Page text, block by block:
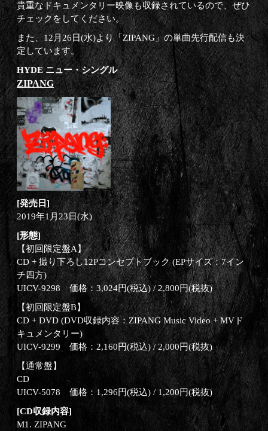
貴重なドキュメンタリー映像も収録されているので、ぜひ
チェックをしてください。
また、12月26日(水)より「ZIPANG」の単曲先行配信も決
定しています。
HYDE ニュー・シングル
ZIPANG
[発売日]
2019年1月23日(水)
[形態]
【初回限定盤A】
CD + 撮り下ろし12Pコンセプトブック (EPサイズ：7イン
チ四方)
UICV-9298 価格：3,024円(税込) / 2,800円(税抜)
【初回限定盤B】
CD + DVD (DVD収録内容：ZIPANG Music Video + MVド
キュメンタリー)
UICV-9299 価格：2,160円(税込) / 2,000円(税抜)
【通常盤】
CD
UICV-5078 価格：1,296円(税込) / 1,200円(税抜)
[CD収録内容]
M1. ZIPANG